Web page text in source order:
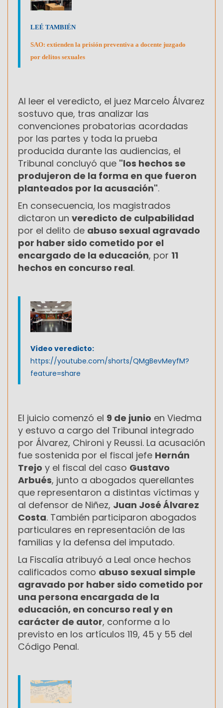
LEÉ TAMBIÉN
SAO: extienden la prisión preventiva a docente juzgado
por delitos sexuales
Al leer el veredicto, el juez Marcelo Álvarez
sostuvo que, tras analizar las
convenciones probatorias acordadas
por las partes y toda la prueba
producida durante las audiencias, el
Tribunal concluyó que "los hechos se
produjeron de la forma en que fueron
planteados por la acusación".
En consecuencia, los magistrados
dictaron un veredicto de culpabilidad
por el delito de abuso sexual agravado
por haber sido cometido por el
encargado de la educación, por 11
hechos en concurso real.
Vídeo veredicto:
https://youtube.com/shorts/QMgBevMeyfM?
feature=share
El juicio comenzó el 9 de junio en Viedma
y estuvo a cargo del Tribunal integrado
por Álvarez, Chironi y Reussi. La acusación
fue sostenida por el fiscal jefe Hernán
Trejo y el fiscal del caso Gustavo
Arbués, junto a abogados querellantes
que representaron a distintas víctimas y
al defensor de Niñez, Juan José Álvarez
Costa. También participaron abogados
particulares en representación de las
familias y la defensa del imputado.
La Fiscalía atribuyó a Leal once hechos
calificados como abuso sexual simple
agravado por haber sido cometido por
una persona encargada de la
educación, en concurso real y en
carácter de autor, conforme a lo
previsto en los artículos 119, 45 y 55 del
Código Penal.